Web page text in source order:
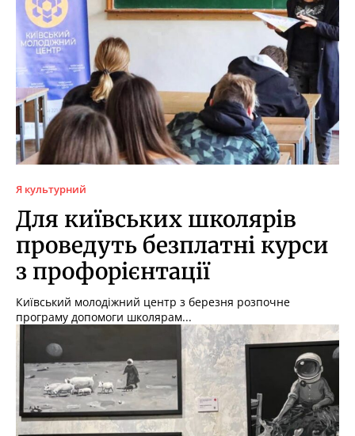
Я культурний
Для київських школярів
проведуть безплатні курси
з профорієнтації
Київський молодіжний центр з березня розпочне
програму допомоги школярам...